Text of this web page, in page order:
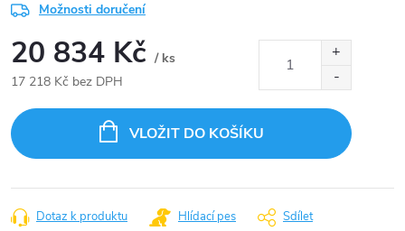
Možnosti doručení
20 834 Kč / ks
17 218 Kč bez DPH
cena:
VLOŽIT DO KOŠÍKU
Dotaz k produktu Hlídací pes Sdílet